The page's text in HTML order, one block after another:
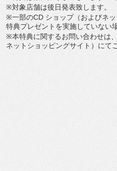
※対象店舗は後日発表致します。
※一部のCD ショップ（およびネ
特典プレゼントを実施していない
※本特典に関するお問い合わせは
ネットショッピングサイト）にて